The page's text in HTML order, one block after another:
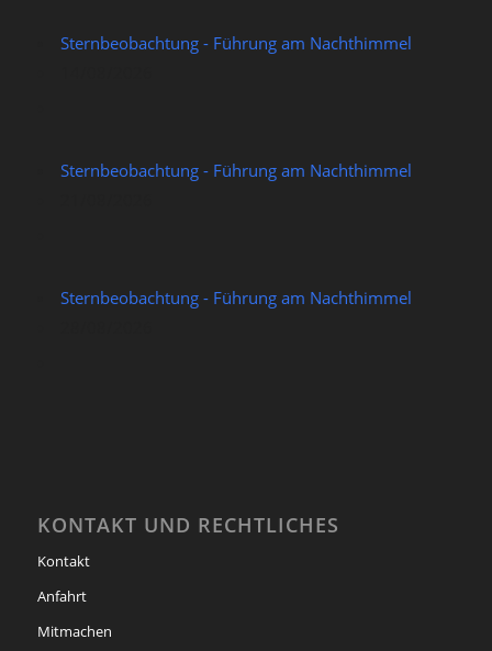
Sternbeobachtung - Führung am Nachthimmel
Sternbeobachtung - Führung am Nachthimmel
Sternbeobachtung - Führung am Nachthimmel
KONTAKT UND RECHTLICHES
Kontakt
Anfahrt
Mitmachen